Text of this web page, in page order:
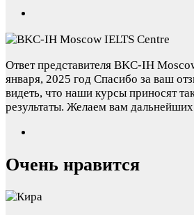
Ответ представителя BKC-IH
января, 2025 год Спасибо за ваш
видеть, что наши курсы приносят
результаты. Желаем вам
Очень нравится